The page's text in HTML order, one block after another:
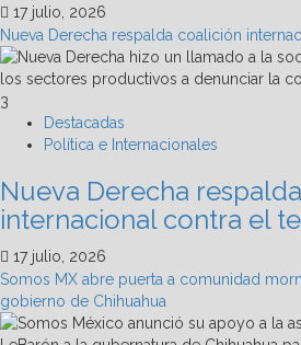
17 julio, 2026
Nueva Derecha respalda coalición
3
Destacadas
Política e Internacionales
Nueva Derecha
internacional contra el
17 julio, 2026
Somos MX abre puerta a comunidad
gobierno de Chihuahua